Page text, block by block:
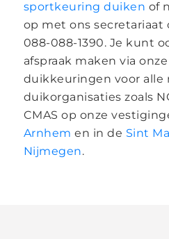
sportkeuring duiken of
op met ons secretariaat
088-088-1390. Je kunt
afspraak maken via
duikkeuringen voor alle
duikorganisaties zoals
CMAS op onze
Arnhem en in de Sint
Nijmegen.